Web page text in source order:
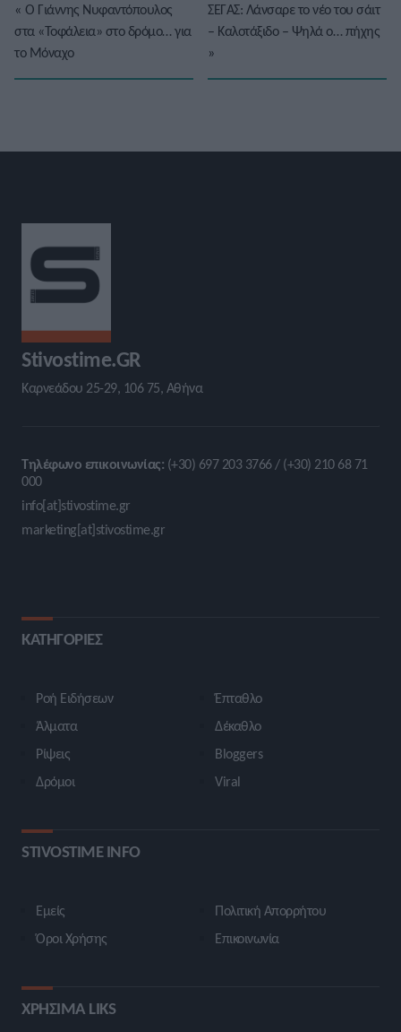
« Ο Γιάννης Νυφαντόπουλος
στα «Τοφάλεια» στο δρόμο… για
το Μόναχο
ΣΕΓΑΣ: Λάνσαρε το νέο του σάιτ
– Καλοτάξιδο – Ψηλά ο… πήχης
»
Stivostime.GR
Καρνεάδου 25-29, 106 75, Αθήνα
Τηλέφωνο επικοινωνίας: (+30) 697 203 3766 / (+30) 210 68 71
000
info[at]stivostime.gr
marketing[at]stivostime.gr
ΚΑΤΗΓΟΡΙΕΣ
Ροή Ειδήσεων
Άλματα
Ρίψεις
Δρόμοι
Έπταθλο
Δέκαθλο
Bloggers
Viral
STIVOSTIME INFO
Εμείς
Όροι Χρήσης
Πολιτική Απορρήτου
Επικοινωνία
ΧΡΗΣΙΜΑ LIKS